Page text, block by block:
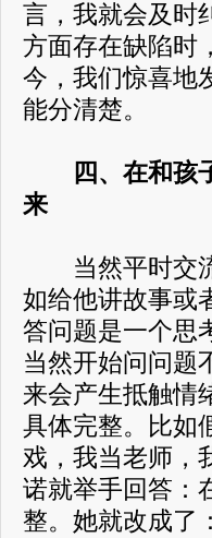
言，我就会及时
方面存在缺陷时
今，我们惊喜地
能分清楚。
四、在和孩
来
当然平时交流
如给他讲故事或
答问题是一个思
当然开始问问题
来会产生抵触情
具体完整。比如
戏，我当老师，
诺就举手回答：
整。她就改成了